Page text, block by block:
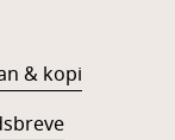
& kopi